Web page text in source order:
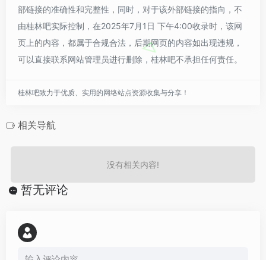
部链接的准确性和完整性，同时，对于该外部链接的指向，不
由桂林吧实际控制，在2025年7月1日 下午4:00收录时，该网
页上的内容，都属于合规合法，后期网页的内容如出现违规，
可以直接联系网站管理员进行删除，桂林吧不承担任何责任。
桂林吧致力于优质、实用的网络站点资源收集与分享！
相关导航
没有相关内容!
暂无评论